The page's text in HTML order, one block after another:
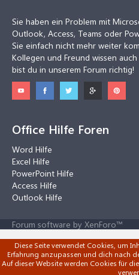
Sie haben ein Problem mit
Outlook, Access, Teams oder
Sie einfach nicht mehr weiter
Kollegen und Freund wissen
bist du in unserem Forum richtig!
Office Hilfe Foren
Word Hilfe
Excel Hilfe
PowerPoint Hilfe
Access Hilfe
Outlook Hilfe
Forum software by XenForo™
Diese Seite verwendet Cookies, um
Erfahrung anzupassen und dich nach
Auf dieser Website werden Cookies für